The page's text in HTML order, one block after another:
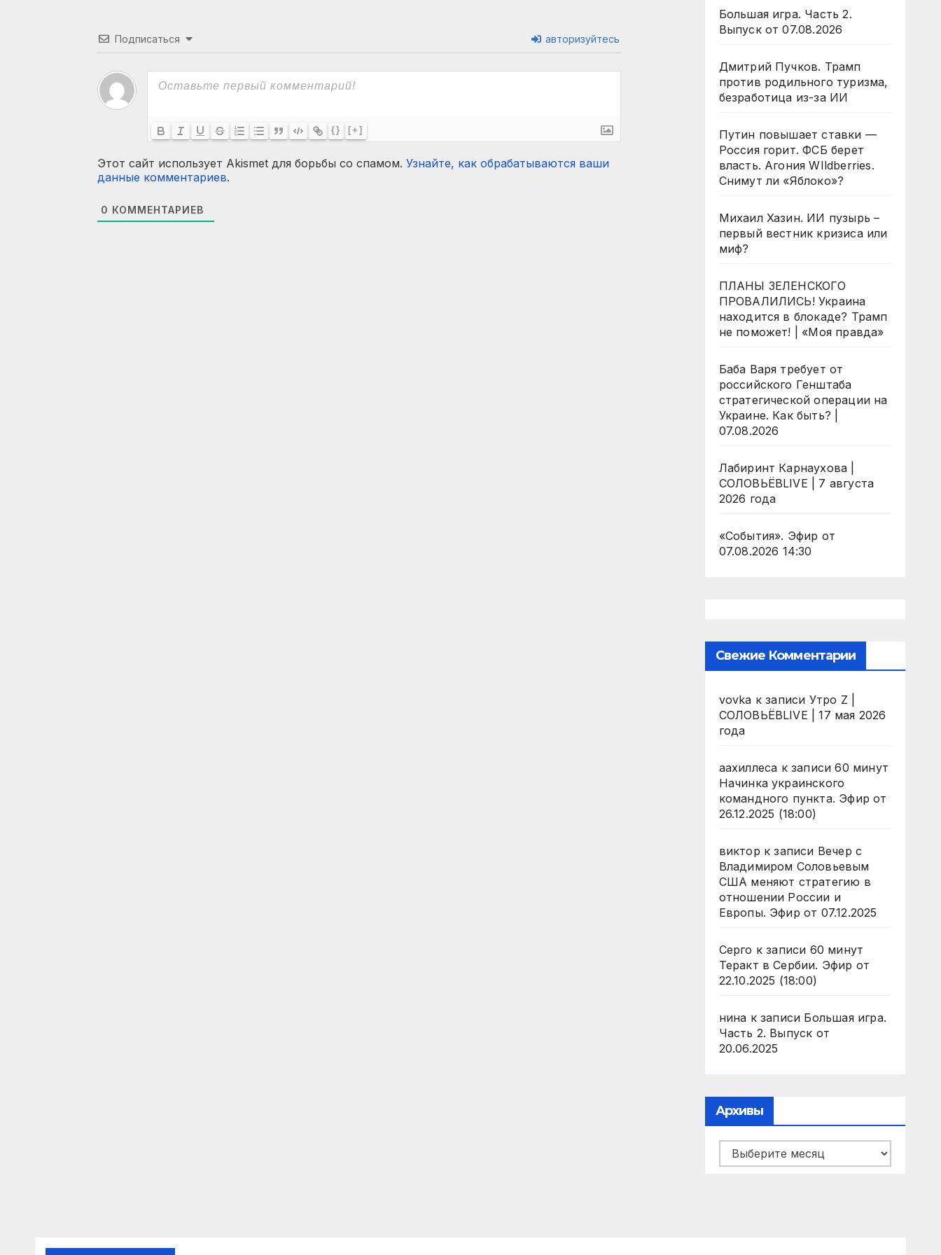
Подписаться авторизуйтесь
{} [+]
Этот сайт использует Akismet для борьбы со спамом. Узнайте, как обрабатываются ваши
данные комментариев.
0 КОММЕНТАРИЕВ
Большая игра. Часть 2.
Выпуск от 07.08.2026
Дмитрий Пучков. Трамп
против родильного туризма,
безработица из-за ИИ
Путин повышает ставки —
Россия горит. ФСБ берет
власть. Агония WIldberries.
Снимут ли «Яблоко»?
Михаил Хазин. ИИ пузырь –
первый вестник кризиса или
миф?
ПЛАНЫ ЗЕЛЕНСКОГО
ПРОВАЛИЛИСЬ! Украина
находится в блокаде? Трамп
не поможет! | «Моя правда»
Баба Варя требует от
российского Генштаба
стратегической операции на
Украине. Как быть? |
07.08.2026
Лабиринт Карнаухова |
СОЛОВЬЁВLIVE | 7 августа
2026 года
«События». Эфир от
07.08.2026 14:30
Свежие Комментарии
vovka к записи Утро Z |
СОЛОВЬЁВLIVE | 17 мая 2026
года
аахиллеса к записи60 минут
Начинка украинского
командного пункта. Эфир от
26.12.2025 (18:00)
виктор к записи Вечер с
Владимиром Соловьевым
США меняют стратегию в
отношении России и
Европы. Эфир от 07.12.2025
Серго к записи 60 минут
Теракт в Сербии. Эфир от
22.10.2025 (18:00)
нина к записи Большая игра.
Часть 2. Выпуск от
20.06.2025
Архивы
Архивы